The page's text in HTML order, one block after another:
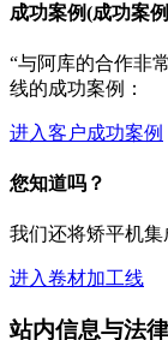
成功案例(成功案
“与阿库的合作非
线的成功案例：
进入客户成功案例
您知道吗？
我们还将矫平机集
进入卷材加工线
站内信息与法